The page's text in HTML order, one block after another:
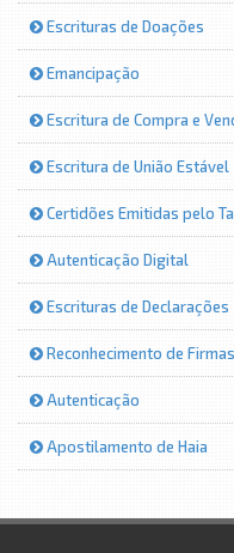
Escrituras de Doações
Emancipação
Escritura de Compra e
Escritura de União Estável
Certidões Emitidas pelo
Autenticação Digital
Escrituras de Declarações
Reconhecimento de Firmas
Autenticação
Apostilamento de Haia